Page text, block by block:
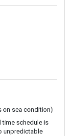
on sea condition)
time schedule is
unpredictable